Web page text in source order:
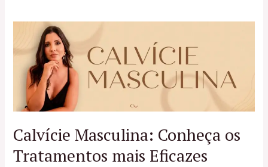
Calvície Masculina: Conheça os
Tratamentos mais Eficazes
Calvície
Masculina:
Conheça
Tratamentos
mais